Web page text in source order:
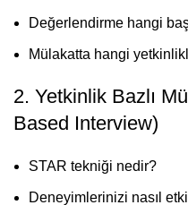
Değerlendirme hangi
Mülakatta hangi
2. Yetkinlik Bazlı
Based Interview)
STAR tekniği nedir?
Deneyimlerinizi nasıl